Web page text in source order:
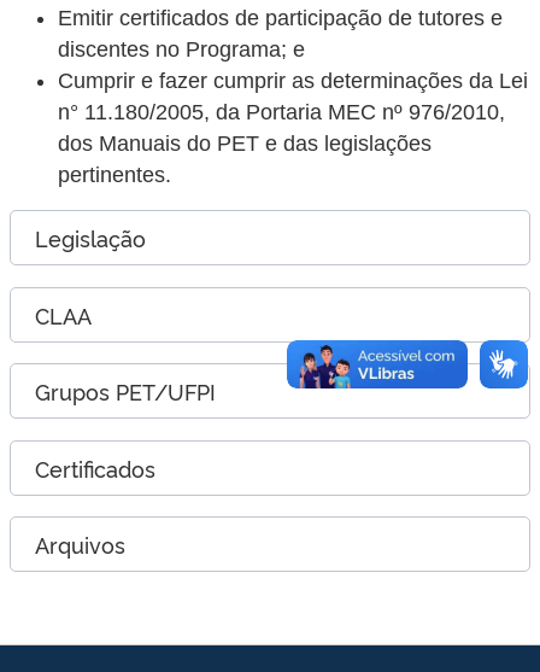
Emitir certificados de participação de tutores e
discentes no Programa; e
Cumprir e fazer cumprir as determinações da Lei
n° 11.180/2005, da Portaria MEC nº 976/2010,
dos Manuais do PET e das legislações
pertinentes.
Legislação
CLAA
Grupos PET/UFPI
Certificados
Arquivos